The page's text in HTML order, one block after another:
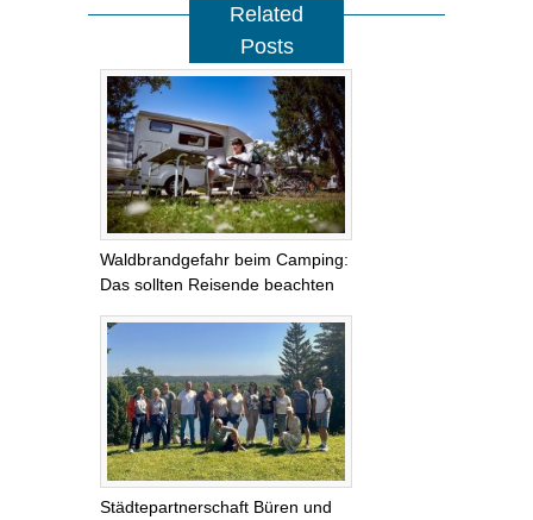
Related
Posts
Waldbrandgefahr beim Camping:
Das sollten Reisende beachten
Städtepartnerschaft Büren und